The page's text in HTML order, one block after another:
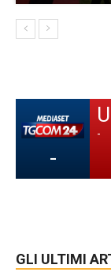
-
-
GLI ULTIMI